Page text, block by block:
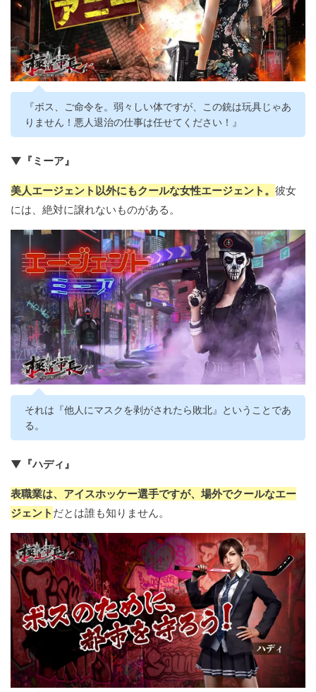
『ボス、ご命令を。弱々しい体ですが、この銃は玩具じゃあ
りません！悪人退治の仕事は任せてください！』
▼『ミーア』
美人エージェント以外にもクールな女性エージェント。 彼女
には、絶対に譲れないものがある。
それは『他人にマスクを剥がされたら敗北』ということであ
る。
▼『ハディ』
表職業は、アイスホッケー選手ですが、場外でクールなエー
ジェント だとは誰も知りません。